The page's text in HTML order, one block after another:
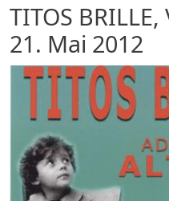
TITOS
21. Mai 2012